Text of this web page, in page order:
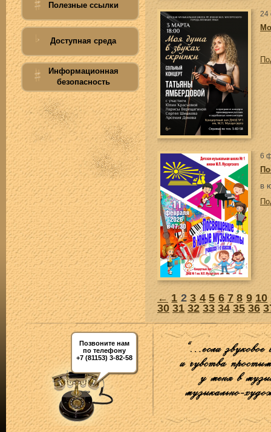
Полезные ссылки
Доступная среда
Информационная
безопасность
24
6
в
← 1 2 3 4 5 6 7 8 9 10
30 31 32 33 34 35 36
Позвоните нам
по телефону
+7 (81153) 3-82-58